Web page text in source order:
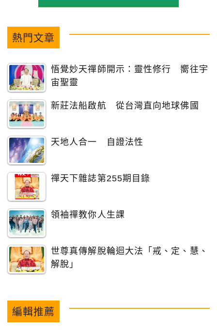
熱門文章
悟覺妙天禪師開示：靈性修行 嚮往宇
宙聖靈
新莊法船啟航 從台灣直向地球佛國
天地人合一 自證法性
禪天下雜誌第255期目錄
領袖禪教你人生課
世尊真傳解脫輪迴大法「戒、定、慧、
解脫」
編輯推薦